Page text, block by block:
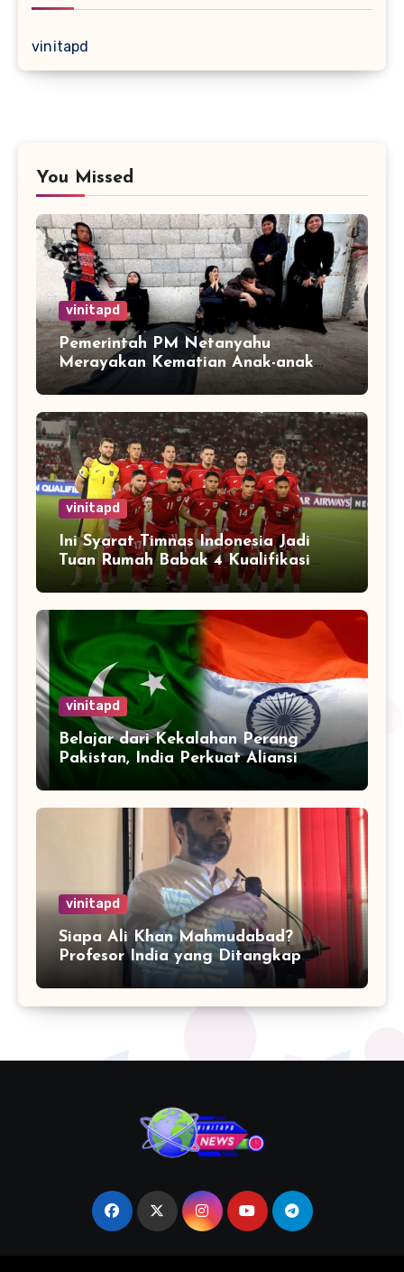
vinitapd
You Missed
vinitapd
Pemerintah PM Netanyahu
Merayakan Kematian Anak-anak
Gaza
vinitapd
Ini Syarat Timnas Indonesia Jadi
Tuan Rumah Babak 4 Kualifikasi
Piala Dunia 2026
vinitapd
Belajar dari Kekalahan Perang
Pakistan, India Perkuat Aliansi
vinitapd
Siapa Ali Khan Mahmudabad?
Profesor India yang Ditangkap
karena Kritik Operasi Sindoor